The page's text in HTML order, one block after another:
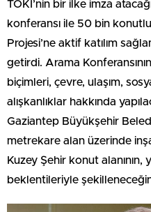
TOKİ’nin bir ilke imza
konferansı ile 50 bin
Projesi’ne aktif katılım
getirdi. Arama
biçimleri, çevre, ulaşım,
alışkanlıklar hakkında
Gaziantep Büyükşehir
metrekare alan üzerinde
Kuzey Şehir konut
beklentileriyle